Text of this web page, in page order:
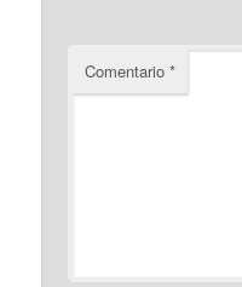
Comentario*